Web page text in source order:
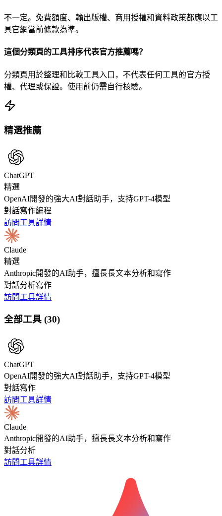
不一定。免費額度、輸出版權、商用授權和資料政策都應以工
具官網當前條款為準。
這個分類頁的工具排序代表官方推薦嗎？
分類頁用於整理和比較工具入口，不代表任何工具的官方授
權、代理或保證。使用前仍需自行核驗。
精選推薦
ChatGPT
精選
OpenAI開發的強大AI對話助手，支持GPT-4模型
對話寫作編程
訪問工具詳情
Claude
精選
Anthropic開發的AI助手，擅長長文本分析和寫作
對話分析寫作
訪問工具詳情
全部工具 (30)
ChatGPT
OpenAI開發的強大AI對話助手，支持GPT-4模型
對話寫作
訪問工具詳情
Claude
Anthropic開發的AI助手，擅長長文本分析和寫作
對話分析
訪問工具詳情